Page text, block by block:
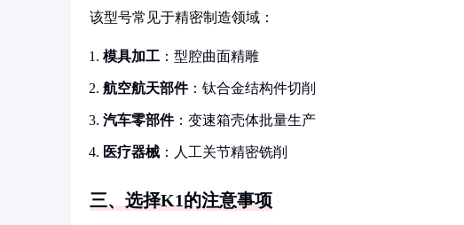
该型号常见于精密制造领域：
模具加工 ：型腔曲面精雕
航空航天部件：钛合金结构件切削
汽车零部件：变速箱壳体批量生产
医疗器械 ：人工关节精密铣削
三、选择K1的注意事项